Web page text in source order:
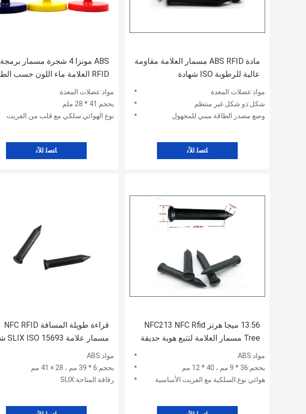
ABS مونزا 4 شجرة مسمار برمجة
RFID العلامة ماء اللون حسب الطلب
مواد:عضلات المعدة
بحجم:41 * 28 ملم
نوع الهوائي:سلكي مع قلب من الفريت
ﺎﺘﺼﻟ ﺍﻶﻧ
مادة ABS RFID مسمار العلامة مقاومة
عالية للرطوبة ISO شهادة
مواد:عضلات المعدة
شكل:ذو شكل غير منتظم
وضع مصدر الطاقة:مبني للمجهول
ﺎﺘﺼﻟ ﺍﻶﻧ
قراءة طويلة المسافة NFC RFID
مسمار علامة SLIX ISO 15693 شهادة
مواد:ABS
بحجم:6 * 39 مم ، 28 × 41 مم
رقاقة المتاحة:SLIX
13.56 ميجا هرتز NFC213 NFC Rfid
Tree مسمار العلامة لتتبع هوية حديقة
الغابات النباتيةمواد:ABS
بحجم:36 * 9 مم ، 40 * 12 مم
هوائي نوع:السلكية مع الفريت الأساسية